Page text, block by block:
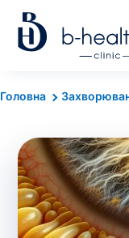
Головна
Аналізи
Вартість
Вартість
35 грн